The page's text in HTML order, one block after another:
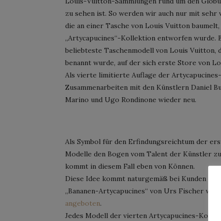
zu sehen ist. So werden wir auch nur mit sehr
die an einer Tasche von Louis Vuitton
„Artycapucines“-Kollektion entworfen
beliebteste Taschenmodell von Louis Vuitton,
benannt wurde, auf der sich erste Store von
Als vierte limitierte Auflage der
Zusammenarbeiten mit den Künstlern Daniel
Marino und Ugo Rondinone wieder neu.
Als Symbol für den Erfindungsreichtum der
Modelle den Bogen vom Talent der Künstler
kommt in diesem Fall eben von Können.
Diese Idee kommt naturgemäß bei Kunden
„Bananen-Artycapucines“ von Urs Fischer
angeboten.
Jedes Modell der vierten Artycapucines-